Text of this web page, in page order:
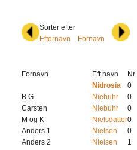
Sorter efter
Efternavn
Fornavn
Fornavn Eft.navn
Nr.
Nidrosia
0
B G
Niebuhr
0
Carsten
Niebuhr
0
M og K
Nielsdatter0
Anders 1
Nielsen
0
Anders 2
Nielsen
1